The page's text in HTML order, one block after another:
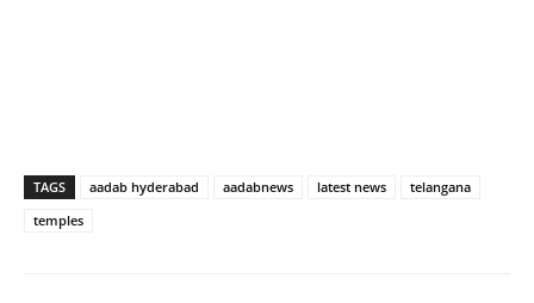
TAGS aadab hyderabad aadabnews latest news
telangana
temples